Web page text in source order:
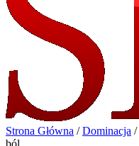
Strona Główna / Dominacja /
ból